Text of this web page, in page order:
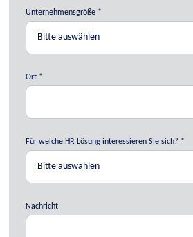
Unternehmensgröße
Ort
Für welche HR Lösung interessieren Sie sich?
Nachricht